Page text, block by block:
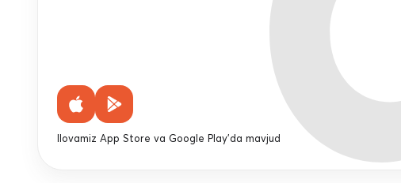
Ilovamiz App Store va Google Play'da mavjud